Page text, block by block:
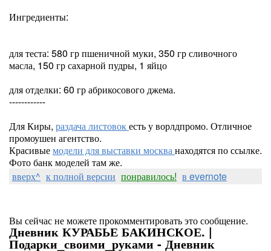
Ингредиенты:
для теста: 580 гр пшеничной муки, 350 гр сливочного
масла, 150 гр сахарной пудры, 1 яйцо
для отделки: 60 гр абрикосового джема.
------------
Для Киры, раздача листовокесть у ворлдпромо. Отличное
промоушен агентство.
Красивыемодели для выставки москванаходятся по ссылке.
Фото банк моделей там же.
вверх^ к полной версии понравилось! в evernote
Вы сейчас не можете прокомментировать это сообщение.
Дневник КУРАБЬЕ БАКИНСКОЕ. |
Подарки_своими_руками - Дневник